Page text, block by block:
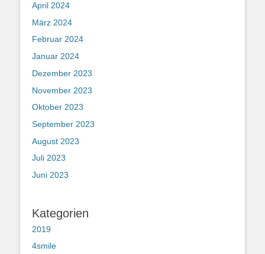
April 2024
März 2024
Februar 2024
Januar 2024
Dezember 2023
November 2023
Oktober 2023
September 2023
August 2023
Juli 2023
Juni 2023
Kategorien
2019
4smile